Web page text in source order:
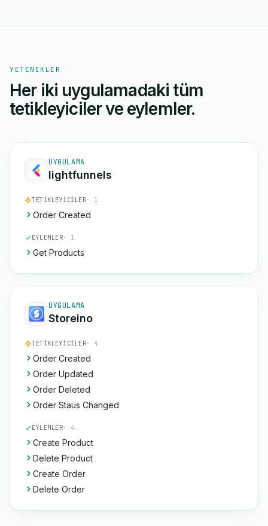
YETENEKLER
Her iki uygulamadaki tüm
tetikleyiciler ve eylemler.
UYGULAMA
lightfunnels
TETIKLEYICILER· 1
Order Created
EYLEMLER· 1
Get Products
UYGULAMA
Storeino
TETIKLEYICILER· 4
Order Created
Order Updated
Order Deleted
Order Staus Changed
EYLEMLER· 4
Create Product
Delete Product
Create Order
Delete Order